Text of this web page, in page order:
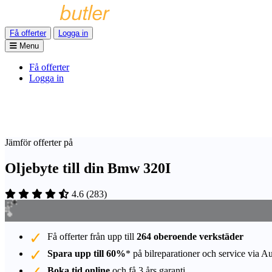
Få offerter
Logga in
Menu
Få offerter
Logga in
Jämför offerter på
Oljebyte till din Bmw 320I
4.6 (283)
Få offerter från upp till 264 oberoende verkstäder
Spara upp till 60%* på bilreparationer och service via